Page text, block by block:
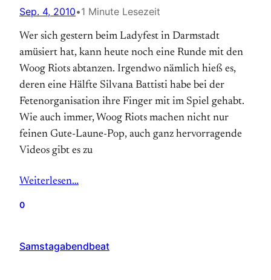
Sep. 4, 2010•1 Minute Lesezeit
Wer sich gestern beim Ladyfest in Darmstadt
amüsiert hat, kann heute noch eine Runde mit den
Woog Riots abtanzen. Irgendwo nämlich hieß es,
deren eine Hälfte Silvana Battisti habe bei der
Fetenorganisation ihre Finger mit im Spiel gehabt.
Wie auch immer, Woog Riots machen nicht nur
feinen Gute-Laune-Pop, auch ganz hervorragende
Videos gibt es zu
Weiterlesen…
0
Samstagabendbeat